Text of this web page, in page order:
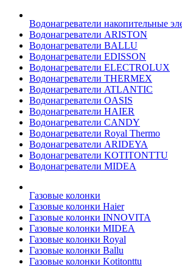
Водонагреватели накопительные
Водонагреватели ARISTON
Водонагреватели BALLU
Водонагреватели EDISSON
Водонагреватели ELECTROLUX
Водонагреватели THERMEX
Водонагреватели ATLANTIC
Водонагреватели OASIS
Водонагреватели HAIER
Водонагреватели CANDY
Водонагреватели Royal Thermo
Водонагреватели ARIDEYA
Водонагреватели KOTITONTTU
Водонагреватели MIDEA
Газовые колонки
Газовые колонки Haier
Газовые колонки INNOVITA
Газовые колонки MIDEA
Газовые колонки Royal
Газовые колонки Ballu
Газовые колонки Kotitonttu